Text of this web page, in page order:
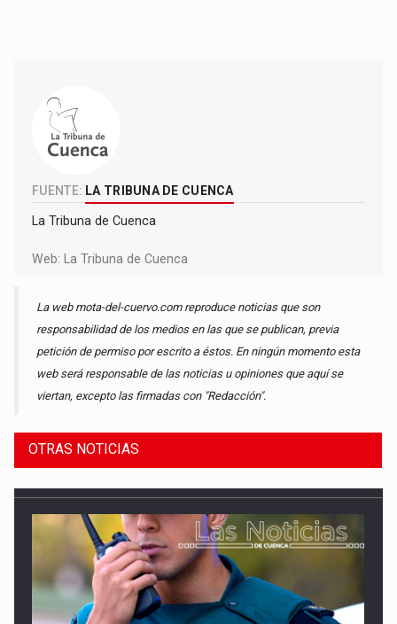
FUENTE: LA TRIBUNA DE CUENCA
La Tribuna de Cuenca
Web: La Tribuna de Cuenca
La web mota-del-cuervo.com reproduce noticias que son
responsabilidad de los medios en las que se publican, previa
petición de permiso por escrito a éstos. En ningún momento esta
web será responsable de las noticias u opiniones que aquí se
viertan, excepto las firmadas con "Redacción".
OTRAS NOTICIAS